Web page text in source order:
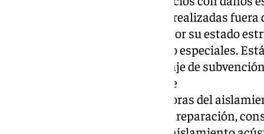
reparación y conservación realizadas
edificios de viviendas que, por su estado
rehabilitaciones parciales o especiales.
500.000 euro y su porcentaje de
del importe subvencionable
Línea Especial C) para mejoras del
rehabilitación, adecuación, reparación,